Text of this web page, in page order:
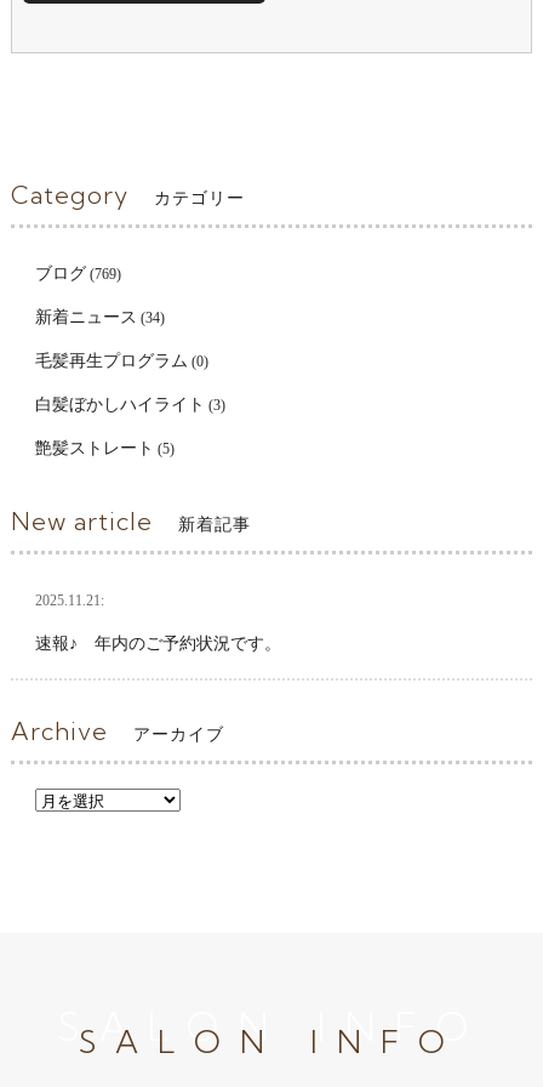
Category カテゴリー
ブログ (769)
新着ニュース (34)
毛髪再生プログラム (0)
白髪ぼかしハイライト (3)
艶髪ストレート (5)
New article 新着記事
2025.11.21:
速報♪ 年内のご予約状況です。
Archive アーカイブ
SALON INFO
SALON INFO